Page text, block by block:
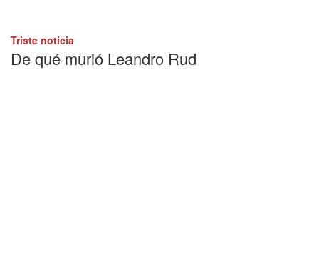
Triste noticia
De qué murió Leandro Rud